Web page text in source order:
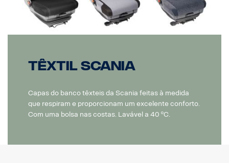
Têxtil Scania
Capas do banco têxteis da Scania feitas à medida
que respiram e proporcionam um excelente conforto.
Com uma bolsa nas costas. Lavável a 40 ºC.